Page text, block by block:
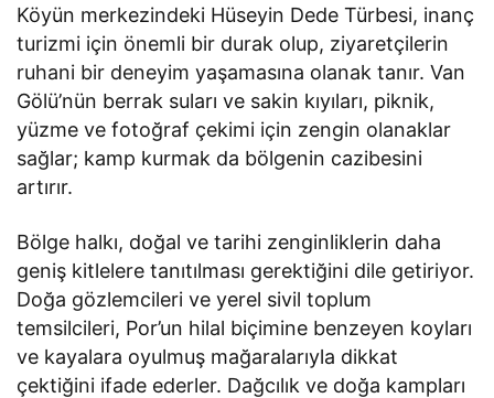
Köyün merkezindeki Hüseyin Dede Türbesi, inanç
turizmi için önemli bir durak olup, ziyaretçilerin
ruhani bir deneyim yaşamasına olanak tanır. Van
Gölü’nün berrak suları ve sakin kıyıları, piknik,
yüzme ve fotoğraf çekimi için zengin olanaklar
sağlar; kamp kurmak da bölgenin cazibesini
artırır.
Bölge halkı, doğal ve tarihi zenginliklerin daha
geniş kitlelere tanıtılması gerektiğini dile getiriyor.
Doğa gözlemcileri ve yerel sivil toplum
temsilcileri, Por’un hilal biçimine benzeyen koyları
ve kayalara oyulmuş mağaralarıyla dikkat
çektiğini ifade ederler. Dağcılık ve doğa kampları